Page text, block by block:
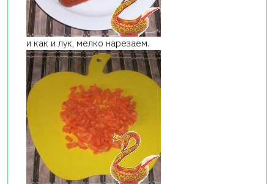
и как и лук, мелко нарезаем.